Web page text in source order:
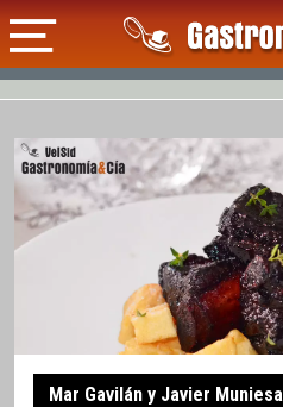
Mar Gavilán y Javier Muniesa